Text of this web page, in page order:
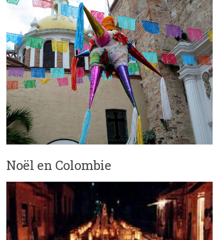
Noël en Colombie